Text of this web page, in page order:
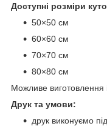
Доступні розміри
50×50 см
60×60 см
70×70 см
80×80 см
Можливе виготовлення
Друк та умови:
друк виконуємо